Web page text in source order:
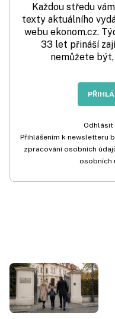
Každou středu
texty aktuálního
webu ekonom.cz.
33 let přináší
nemůžete
Odhlásit
Přihlášením k newsletteru
zpracování osobních
osobních